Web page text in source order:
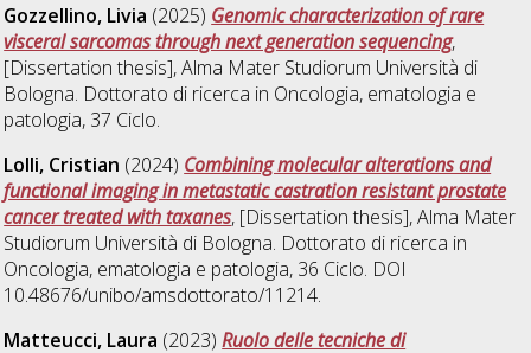
Gozzellino, Livia (2025) Genomic characterization of rare
visceral sarcomas through next generation sequencing,
[Dissertation thesis], Alma Mater Studiorum Università di
Bologna. Dottorato di ricerca in Oncologia, ematologia e
patologia, 37 Ciclo.
Lolli, Cristian (2024) Combining molecular alterations and
functional imaging in metastatic castration resistant prostate
cancer treated with taxanes, [Dissertation thesis], Alma Mater
Studiorum Università di Bologna. Dottorato di ricerca in
Oncologia, ematologia e patologia, 36 Ciclo. DOI
10.48676/unibo/amsdottorato/11214.
Matteucci, Laura (2023)Ruolo delle tecniche di